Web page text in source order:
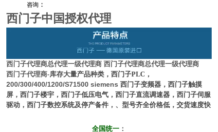
咨询 ：
西门子中国授权代理
西门子代理商总代理一级代理商 西门子代理商总代理一级代理商
西门子代理商-库存大量产品种类，西门子PLC，
200/300/400/1200/S71500 siemens西门子变频器，西门子触摸
屏，西门子楼宇，西门子低压电气，西门子直流调速器，西门子伺服
驱动，西门子数控系统及停产备件，、型号齐全价格低，交货速度快
全国统一：